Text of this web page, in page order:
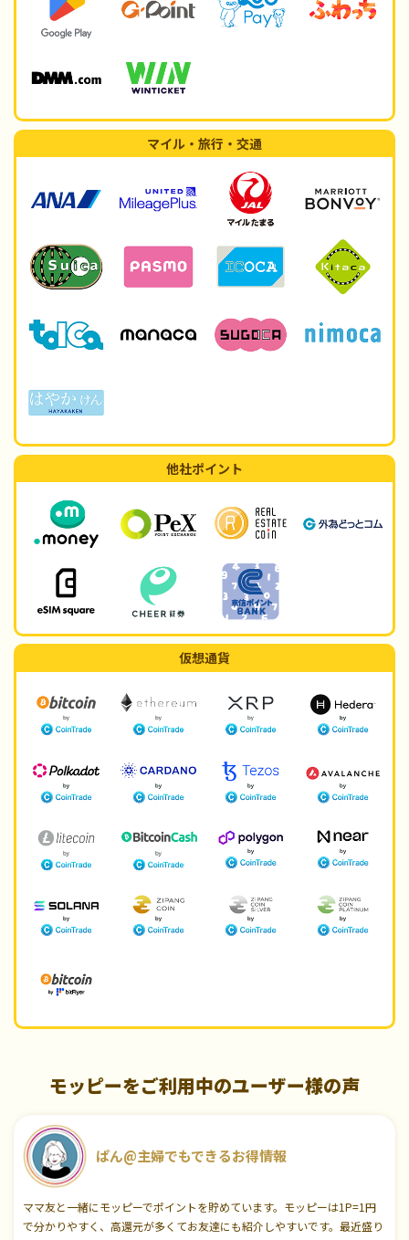
マイル・旅行・交通
他社ポイント
仮想通貨
モッピーをご利用中のユーザー様の声
ぱん@主婦でもできるお得情報
ママ友と一緒にモッピーでポイントを貯めています。モッピーは1P=1円
で分かりやすく、高還元が多くてお友達にも紹介しやすいです。最近盛り